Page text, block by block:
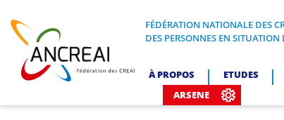
content
ANCREAI
FÉDÉRATION NATIONALE
FÉDÉRATION NATIONALE DES
DES PERSONNES EN
À PROPOS ETUDES
ARSENE